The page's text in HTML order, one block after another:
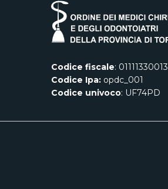
Codice fiscale: 01111330013
Codice Ipa: opdc_001
Codice univoco: UF74PD